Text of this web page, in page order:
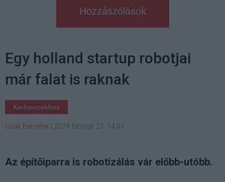
Hozzászólások
Egy holland startup robotjai
már falat is raknak
Kedvencekhez
Csák Benedek 2024 február 21. 14:01
Az építőiparra is robotizálás vár előbb-utóbb.